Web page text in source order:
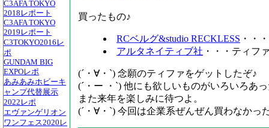
C3AFA TOKYO
2018レポート
C3AFA TOKYO
2019レポート
C3TOKYO2016レ
ポ
GUNDAM BIG
EXPOレポ
あみあみホビーキ
ャンプ代替展示
2022レポ
エヴァンゲリオン
ワンフェス2020レ
買ったもの♪
RCベルグ&studio RECKLESS ・・
アルタネイティブ社 ・・・ティフ
(´・∀・`) 念願のティファをゲットしたぞ♪
(´・ー ・`) 他にも欲しいものがいろいろあ
また来年を楽しみに待つよ。
(´・∀・`) 今回は企業系ぜんぜん買わなかっ